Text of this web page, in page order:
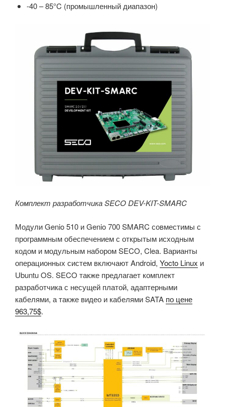
-40 – 85°C (промышленный диапазон)
Комплект разработчика SECO DEV-KIT-SMARC
Модули Genio 510 и Genio 700 SMARC совместимы с
программным обеспечением с открытым исходным
кодом и модульным набором SECO, Clea. Варианты
операционных систем включают Android, Yocto Linux и
Ubuntu OS. SECO также предлагает комплект
разработчика с несущей платой, адаптерными
кабелями, а также видео и кабелями SATA по цене
963,75$.